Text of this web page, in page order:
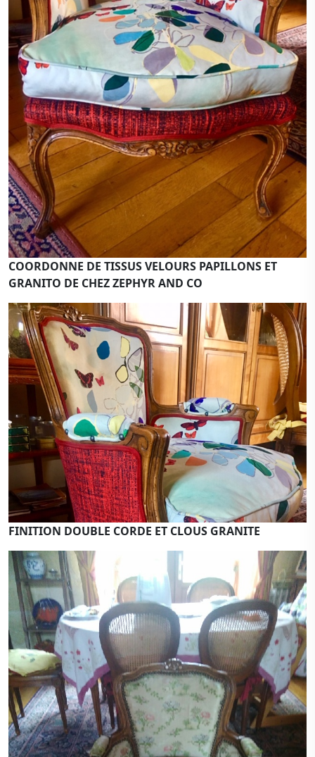
COORDONNE DE TISSUS VELOURS PAPILLONS ET
GRANITO DE CHEZ ZEPHYR AND CO
FINITION DOUBLE CORDE ET CLOUS GRANITE